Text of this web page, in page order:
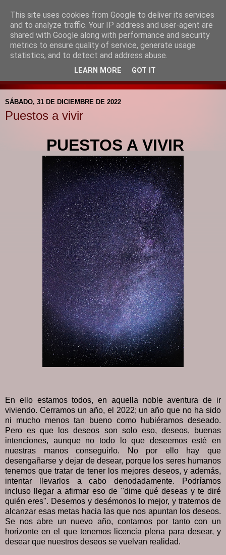
Blog de la Pastoral del
Colegio Santa Mª de la
Providencia
SÁBADO, 31 DE DICIEMBRE DE 2022
Puestos a vivir
PUESTOS A VIVIR
En ello estamos todos, en aquella noble aventura de ir
viviendo. Cerramos un año, el 2022; un año que no ha sido
ni mucho menos tan bueno como hubiéramos deseado.
Pero es que los deseos son solo eso, deseos, buenas
intenciones, aunque no todo lo que deseemos esté en
nuestras manos conseguirlo. No por ello hay que
desengañarse y dejar de desear, porque los seres humanos
tenemos que tratar de tener los mejores deseos, y además,
intentar llevarlos a cabo denodadamente. Podríamos
incluso llegar a afirmar eso de "dime qué deseas y te diré
quién eres". Desemos y desémonos lo mejor, y tratemos de
alcanzar esas metas hacia las que nos apuntan los deseos.
Se nos abre un nuevo año, contamos por tanto con un
horizonte en el que tenemos licencia plena para desear, y
desear que nuestros deseos se vuelvan realidad.
This site uses cookies from Google to deliver its services
and to analyze traffic. Your IP address and user-agent are
shared with Google along with performance and security
metrics to ensure quality of service, generate usage
statistics, and to detect and address abuse.
LEARN MORE GOT IT